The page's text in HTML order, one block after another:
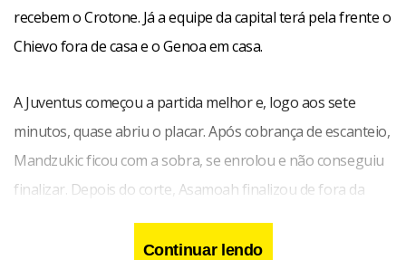
recebem o Crotone. Já a equipe da capital terá pela frente o
Chievo fora de casa e o Genoa em casa.
A Juventus começou a partida melhor e, logo aos sete
minutos, quase abriu o placar. Após cobrança de escanteio,
Mandzukic ficou com a sobra, se enrolou e não conseguiu
finalizar. Depois do corte, Asamoah finalizou de fora da
área e parou na trave.
Continuar lendo